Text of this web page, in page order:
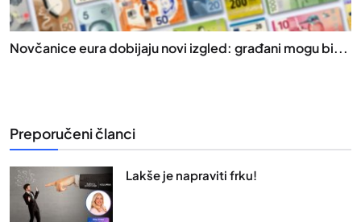
Novčanice eura dobijaju novi izgled: građani mogu bi...
Preporučeni članci
Lakše je napraviti frku!